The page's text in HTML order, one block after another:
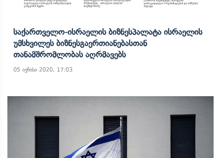
Საქართველო-Ისრაელის Ბიზნესპალატა Ისრაელის
Უმსხვილეს Ბიზნესგაერთიანებასთან
Თანამშრომლობას Აღრმავებს
05 ივნისი 2020, 17:03